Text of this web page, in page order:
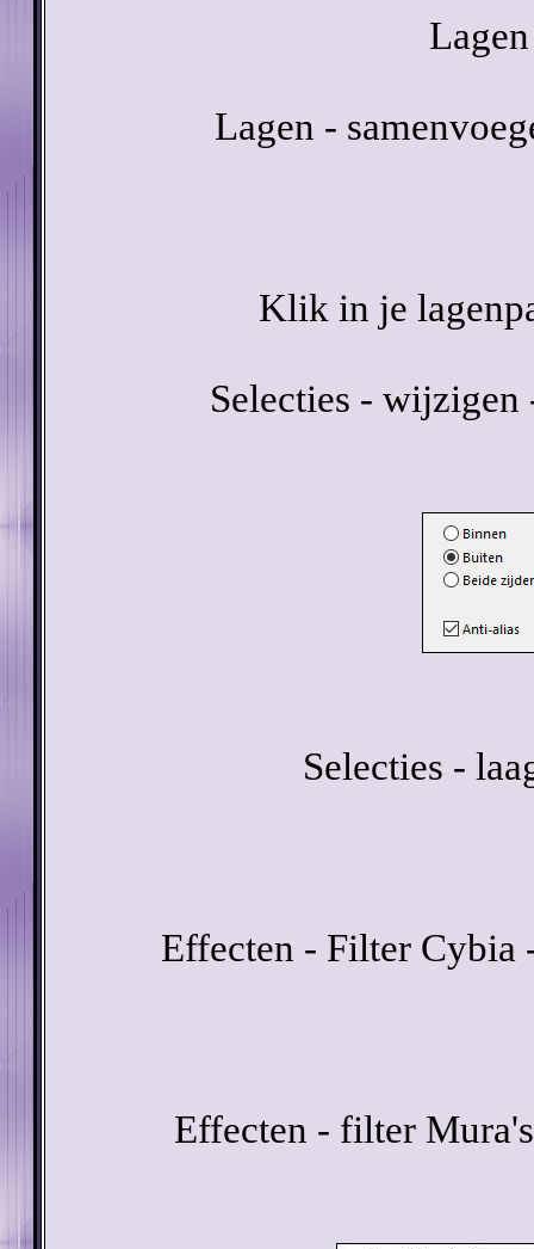
Lagen -
Klik in je
Selecties - wijzigen
Selecties -
Effecten - Filter Cybia
Effecten - filter